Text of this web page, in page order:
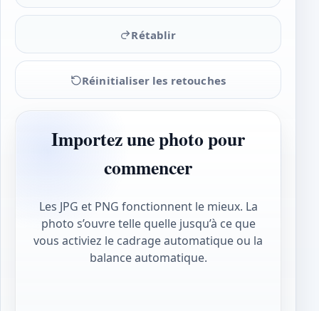
Rétablir
Réinitialiser les retouches
Importez une photo pour
commencer
Les JPG et PNG fonctionnent le mieux. La
photo s’ouvre telle quelle jusqu’à ce que
vous activiez le cadrage automatique ou la
balance automatique.